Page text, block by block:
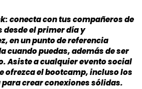
conecta con tus compañeros de
el primer día y
en un punto de referencia
cuando puedas, además de ser
Asiste a cualquier evento social
ofrezca el bootcamp, incluso los
crear conexiones sólidas.